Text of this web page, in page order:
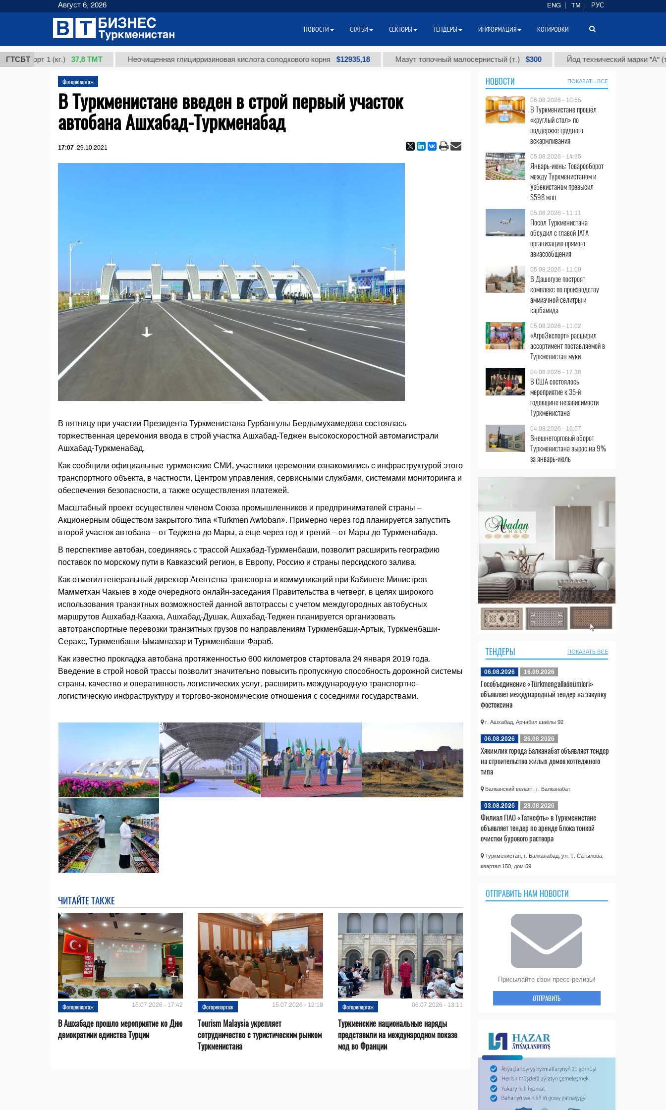
ГТСБТ
сорт 1 (кг.) 37,8 ТМТ Неочищенная глицирризиновая кислота солодкового корня $12935,18 Мазут топочный малосернистый (т.) $300 Йод технический марки "А" (т.) $86
Фоторепортаж
В Туркменистане введен в строй первый участок
автобана Ашхабад-Туркменабад
17:07 29.10.2021
В пятницу при участии Президента Туркменистана Гурбангулы Бердымухамедова состоялась
торжественная церемония ввода в строй участка Ашхабад-Теджен высокоскоростной автомагистрали
Ашхабад-Туркменабад.
Как сообщили официальные туркменские СМИ, участники церемонии ознакомились с инфраструктурой этого
транспортного объекта, в частности, Центром управления, сервисными службами, системами мониторинга и
обеспечения безопасности, а также осуществления платежей.
Масштабный проект осуществлен членом Союза промышленников и предпринимателей страны –
Акционерным обществом закрытого типа «Turkmen Awtoban». Примерно через год планируется запустить
второй участок автобана – от Теджена до Мары, а еще через год и третий – от Мары до Туркменабада.
В перспективе автобан, соединяясь с трассой Ашхабад-Туркменбаши, позволит расширить географию
поставок по морскому пути в Кавказский регион, в Европу, Россию и страны персидского залива.
Как отметил генеральный директор Агентства транспорта и коммуникаций при Кабинете Министров
Мамметхан Чакыев в ходе очередного онлайн-заседания Правительства в четверг, в целях широкого
использования транзитных возможностей данной автотрассы с учетом междугородных автобусных
маршрутов Ашхабад-Каахка, Ашхабад-Душак, Ашхабад-Теджен планируется организовать
автотранспортные перевозки транзитных грузов по направлениям Туркменбаши-Артык, Туркменбаши-
Серахс, Туркменбаши-Ымамназар и Туркменбаши-Фараб.
Как известно прокладка автобана протяженностью 600 километров стартовала 24 января 2019 года.
Введение в строй новой трассы позволит значительно повысить пропускную способность дорожной системы
страны, качество и оперативность логистических услуг, расширить международную транспортно-
логистическую инфраструктуру и торгово-экономические отношения с соседними государствами.
ЧИТАЙТЕ ТАКЖЕ
Фоторепортаж 15.07.2026 - 17:42
В Ашхабаде прошло мероприятие ко Дню
демократиии единства Турции
Фоторепортаж 15.07.2026 - 12:19
Tourism Malaysia укрепляет
сотрудничество с туристическим рынком
Туркменистана
Фоторепортаж 06.07.2026 - 13:11
Туркменские национальные наряды
представили на международном показе
мод во Франции
НОВОСТИ ПОКАЗАТЬ ВСЕ
06.08.2026 - 10:55
В Туркменистане прошёл
«круглый стол» по
поддержке грудного
вскармливания
05.08.2026 - 14:35
Январь-июнь: Товарооборот
между Туркменистаном и
Узбекистаном превысил
$598 млн
05.08.2026 - 11:11
Посол Туркменистана
обсудил с главой JATA
организацию прямого
авиасообщения
05.08.2026 - 11:09
В Дашогузе построят
комплекс по производству
аммиачной селитры и
карбамида
05.08.2026 - 11:02
«АгроЭкспорт» расширил
ассортимент поставляемой в
Туркменистан муки
04.08.2026 - 17:38
В США состоялось
мероприятие к 35-й
годовщине независимости
Туркменистана
04.08.2026 - 16:57
Внешнеторговый оборот
Туркменистана вырос на 9%
за январь-июль
ТЕНДЕРЫ ПОКАЗАТЬ ВСЕ
06.08.2026 16.09.2026
Гособъединение «Türkmengallaönümleri»
объявляет международный тендер на закупку
фостоксина
г. Ашхабад, Арчабил шаёлы 92
06.08.2026 26.08.2026
Хякимлик города Балканабат объявляет тендер
на строительство жилых домов коттеджного
типа
Балканский велаят, г. Балканабат
03.08.2026 28.08.2026
Филиал ПАО «Татнефть» в Туркменистане
объявляет тендер по аренде блока тонкой
очистки бурового раствора
Туркменистан, г. Балканабад, ул. Т. Сатылова,
квартал 150, дом 59
ОТПРАВИТЬ НАМ НОВОСТИ
Присылайте свои пресс-релизы!
ОТПРАВИТЬ
Август 6, 2026 ENG TM РУС
НОВОСТИ СТАТЬИ СЕКТОРЫ ТЕНДЕРЫ ИНФОРМАЦИЯ КОТИРОВКИ